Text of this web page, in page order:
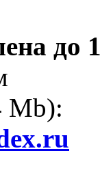
до
Mb):